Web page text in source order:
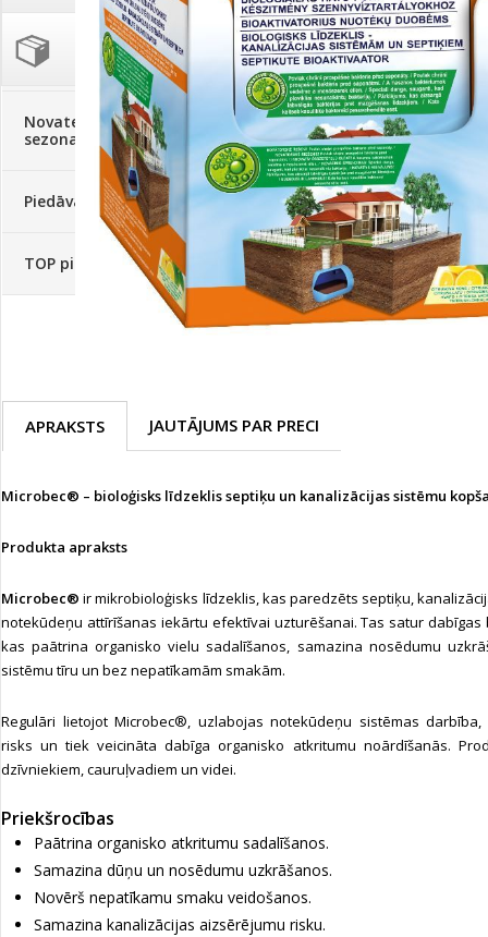
Palīglīdzekļi augu audzēšanai(72)
Klientu Diena
Novatec - izcils mēslošanai arī
sezonas otrajā pusē!
Piedāvājums ābeļdārziem
TOP piemājas dārzam 2024
APRAKSTS JAUTĀJUMS PAR PRECI
Microbec® – bioloģisks līdzeklis septiķu un kanalizācijas sistēmu
Produkta apraksts
Microbec® ir mikrobioloģisks līdzeklis, kas paredzēts septiķu,
notekūdeņu attīrīšanas iekārtu efektīvai uzturēšanai. Tas satur
kas paātrina organisko vielu sadalīšanos, samazina nosēdumu
sistēmu tīru un bez nepatīkamām smakām.
Regulāri lietojot Microbec®, uzlabojas notekūdeņu sistēmas darbība,
risks un tiek veicināta dabīga organisko atkritumu noārdīšanās.
dzīvniekiem, cauruļvadiem un videi.
Priekšrocības
Paātrina organisko atkritumu sadalīšanos.
Samazina dūņu un nosēdumu uzkrāšanos.
Novērš nepatīkamu smaku veidošanos.
Samazina kanalizācijas aizsērējumu risku.